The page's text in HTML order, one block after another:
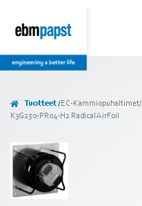
Tuotteet /EC-Kammiopuhaltimet/
K3G250-PR04-H2 Radical AirFoil